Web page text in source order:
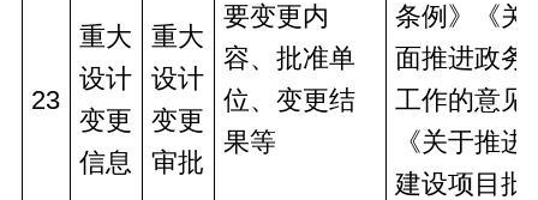
23
重大
设计
变更
信息
重大
设计
变更
审批
要变更内
容、批准单
位、变更结
果等
条例》《关
面推进政务
工作的意见
《关于推进
建设项目批